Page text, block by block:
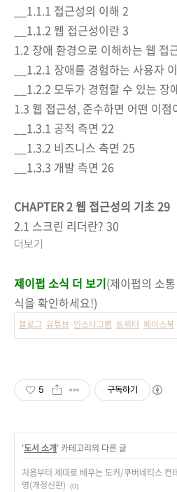
__1.1.1 접근성의 이해 2
__1.1.2 웹 접근성이란 3
1.2 장애 환경으로 이해하는 웹 접
__1.2.1 장애를 경험하는 사용자
__1.2.2 모두가 경험할 수 있는 장
1.3 웹 접근성, 준수하면 어떤 이점
__1.3.1 공적 측면 22
__1.3.2 비즈니스 측면 25
__1.3.3 개발 측면 26
CHAPTER 2 웹 접근성의 기초 29
2.1 스크린 리더란? 30
더보기
제이펍 소식 더 보기(제이펍의 소
식을 확인하세요!)
블로그 유튜브 인스타그램 트위터 페이스북
5 구독하기
'도서 소개' 카테고리의 다른 글
처음부터 제대로 배우는 도커/쿠버네티스 컨
영(개정신판)
(0)